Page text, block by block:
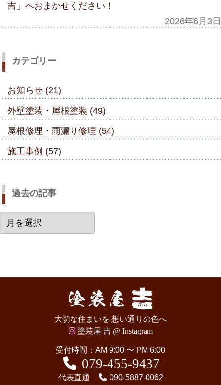
吉」へおまかせください！
2026年6月3日
カテゴリー
お知らせ (21)
外壁塗装・屋根塗装 (49)
屋根修理・雨漏り修理 (54)
施工事例 (57)
過去の記事
去
大切な住まいを 想い通りの色へ
塗装屋 吉 @ Instagram
受付時間：AM 9:00 〜 PM 6:00
079-455-9437
代表直通 090-5887-0062